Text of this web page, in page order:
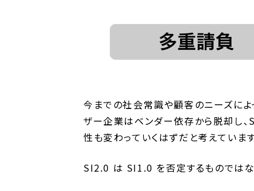
今までの社会常識や顧客のニーズによ
ザー企業はベンダー依存から脱却し
性も変わっていくはずだと考えています
SI2.0 は SI1.0 を否定するものではな